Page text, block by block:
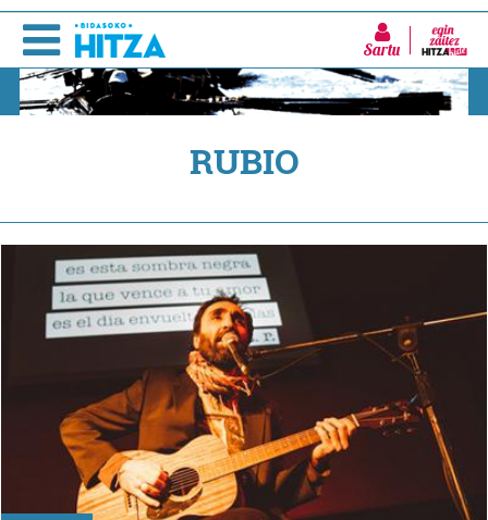
Sartu
RUBIO